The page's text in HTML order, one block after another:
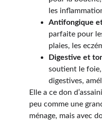
les
Antifongique
parfaite pour
plaies, les
Digestive et
soutient le
digestives,
Elle a ce don
peu comme une
ménage, mais avec